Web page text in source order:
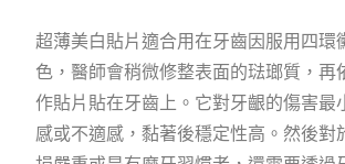
超薄美白貼片適合用在牙齒因服用四環
色，醫師會稍微修整表面的琺瑯質，再
作貼片貼在牙齒上。它對牙齦的傷害最
感或不適感，黏著後穩定性高。然後對